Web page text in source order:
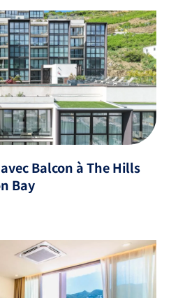
Balcon à The Hills
Bay